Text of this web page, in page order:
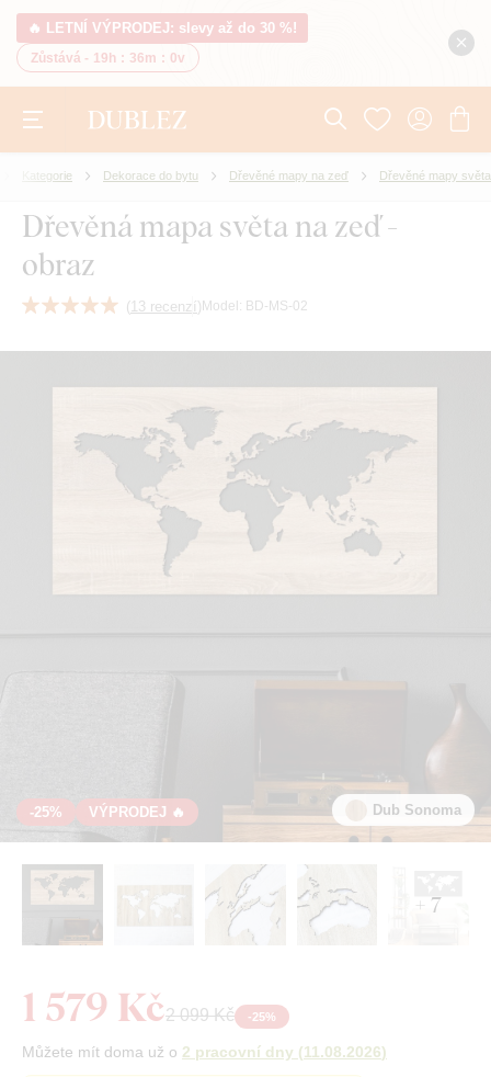
🔥 LETNÍ VÝPRODEJ: slevy až do 30 %!
Zůstává - 19h : 35m : 59v
Kategorie Dekorace do bytu Dřevěné mapy na zeď Dřevěné mapy světa
Dřevěná mapa světa na zeď -
obraz
( 13 recenzí) Model: BD-MS-02
-25% VÝPRODEJ 🔥 Dub Sonoma
+ 7
1 579 Kč2 099 Kč -25%
Můžete mít doma už o 2 pracovní dny (11.08.2026)